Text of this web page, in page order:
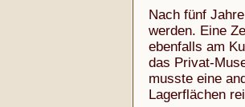
Nach fünf
werden. Eine
ebenfalls am
das Privat-
musste eine
Lagerflächen